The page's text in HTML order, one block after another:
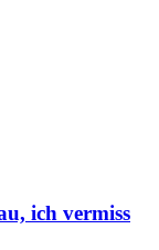
ich vermiss